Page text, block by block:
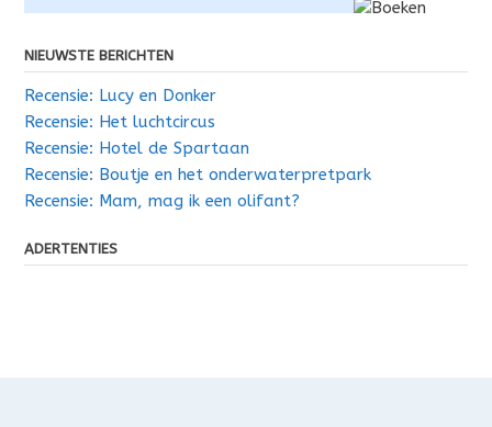
NIEUWSTE BERICHTEN
Recensie: Lucy en Donker
Recensie: Het luchtcircus
Recensie: Hotel de Spartaan
Recensie: Boutje en het onderwaterpretpark
Recensie: Mam, mag ik een olifant?
ADERTENTIES